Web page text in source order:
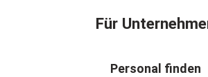
Für
Personal finden